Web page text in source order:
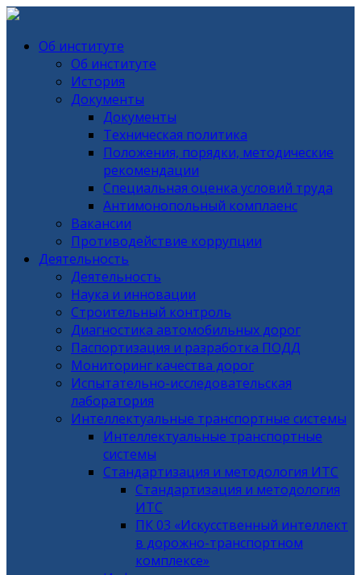
Об институте
Об институте
История
Документы
Документы
Техническая политика
Положения, порядки, методические
рекомендации
Специальная оценка условий труда
Антимонопольный комплаенс
Вакансии
Противодействие коррупции
Деятельность
Деятельность
Наука и инновации
Строительный контроль
Диагностика автомобильных дорог
Паспортизация и разработка ПОДД
Мониторинг качества дорог
Испытательно-исследовательская
лаборатория
Интеллектуальные транспортные системы
Интеллектуальные транспортные
системы
Стандартизация и методология ИТС
Стандартизация и методология
ИТС
ПК 03 «Искусственный интеллект
в дорожно-транспортном
комплексе»